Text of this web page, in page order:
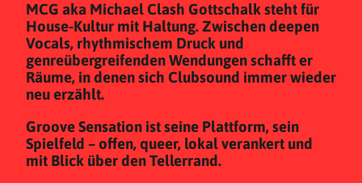
MCG aka Michael Clash Gottschalk steht für
House-Kultur mit Haltung. Zwischen deepen
Vocals, rhythmischem Druck und
genreübergreifenden Wendungen schafft er
Räume, in denen sich Clubsound immer wieder
neu erzählt.
Groove Sensation ist seine Plattform, sein
Spielfeld – offen, queer, lokal verankert und
mit Blick über den Tellerrand.